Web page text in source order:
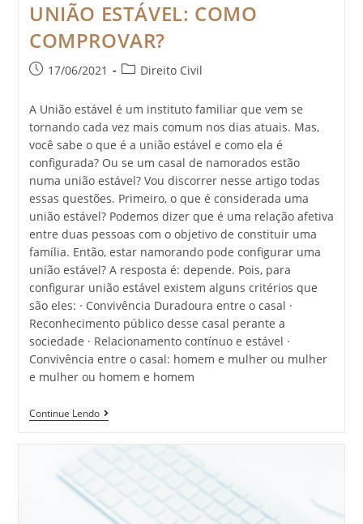
UNIÃO ESTÁVEL: COMO
COMPROVAR?
17/06/2021 Direito Civil
A União estável é um instituto familiar que vem se
tornando cada vez mais comum nos dias atuais. Mas,
você sabe o que é a união estável e como ela é
configurada? Ou se um casal de namorados estão
numa união estável? Vou discorrer nesse artigo todas
essas questões. Primeiro, o que é considerada uma
união estável? Podemos dizer que é uma relação afetiva
entre duas pessoas com o objetivo de constituir uma
família. Então, estar namorando pode configurar uma
união estável? A resposta é: depende. Pois, para
configurar união estável existem alguns critérios que
são eles: · Convivência Duradoura entre o casal ·
Reconhecimento público desse casal perante a
sociedade · Relacionamento contínuo e estável ·
Convivência entre o casal: homem e mulher ou mulher
e mulher ou homem e homem
Continue Lendo